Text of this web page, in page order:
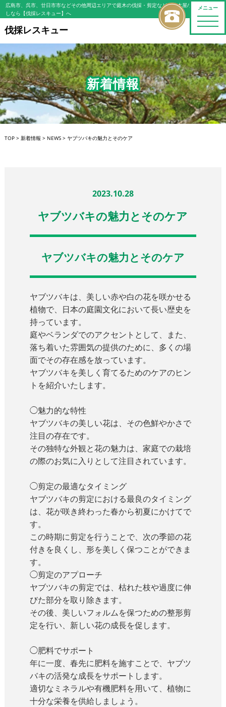
メニュー
toggle
広島市、呉市、廿日市市などその他周辺エリアで庭木の伐採・剪定などの植木屋/造園屋をお探
しなら【伐採レスキュー】へ
伐採レスキュー
新着情報
TOP> 新着情報 > NEWS> ヤブツバキの魅力とそのケア
2023.10.28
ヤブツバキの魅力とそのケア
ヤブツバキの魅力とそのケア
ヤブツバキは、美しい赤や白の花を咲かせる
植物で、日本の庭園文化において長い歴史を
持っています。
庭やベランダでのアクセントとして、また、
落ち着いた雰囲気の提供のために、多くの場
面でその存在感を放っています。
ヤブツバキを美しく育てるためのケアのヒン
トを紹介いたします。
◯魅力的な特性
ヤブツバキの美しい花は、その色鮮やかさで
注目の存在です。
その独特な外観と花の魅力は、家庭での栽培
の際のお気に入りとして注目されています。
◯剪定の最適なタイミング
ヤブツバキの剪定における最良のタイミング
は、花が咲き終わった春から初夏にかけてで
す。
この時期に剪定を行うことで、次の季節の花
付きを良くし、形を美しく保つことができま
す。
◯剪定のアプローチ
ヤブツバキの剪定では、枯れた枝や過度に伸
びた部分を取り除きます。
その後、美しいフォルムを保つための整形剪
定を行い、新しい花の成長を促します。
◯肥料でサポート
年に一度、春先に肥料を施すことで、ヤブツ
バキの活発な成長をサポートします。
適切なミネラルや有機肥料を用いて、植物に
十分な栄養を供給しましょう。